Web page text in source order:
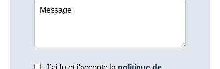
J’ai lu et j'accepte la politique de